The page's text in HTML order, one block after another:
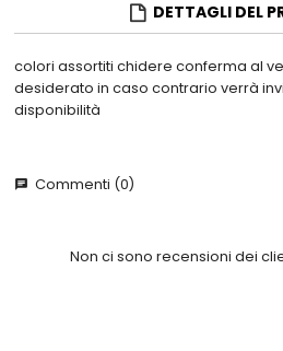
DETTAGLI DEL
colori assortiti chidere conferma al
desiderato in caso contrario verrà
disponibilità
chat Commenti (0)
Non ci sono recensioni dei